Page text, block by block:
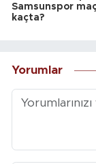
Samsunspor
kaçta?
Yorumlar